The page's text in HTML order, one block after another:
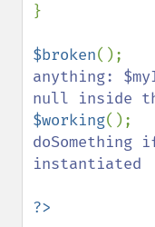
}
$broken();
anything:
$working
doSomething
instantiated
?>